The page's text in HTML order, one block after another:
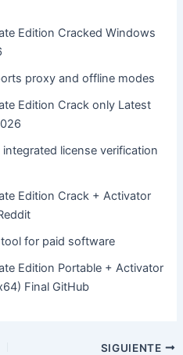
Edition Cracked Windows
proxy and offline modes
Edition Crack only Latest
license verification
Edition Crack + Activator
for paid software
Edition Portable + Activator
Final GitHub
SIGUIENTE